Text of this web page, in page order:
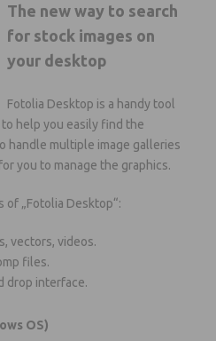
The new way to search
for stock images on
your desktop
Fotolia Desktop is a handy tool
help you easily find the
handle multiple image galleries
you to manage the graphics.
of „Fotolia Desktop“:
vectors, videos.
files.
drop interface.
OS)